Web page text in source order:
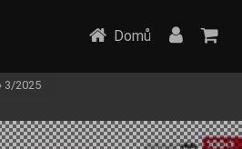
Domů
3/2025